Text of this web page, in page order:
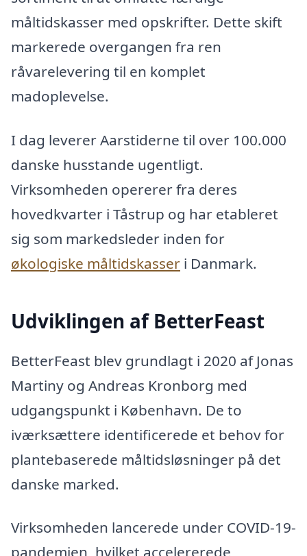
måltidskasser med opskrifter. Dette skift
markerede overgangen fra ren
råvarelevering til en komplet
madoplevelse.
I dag leverer Aarstiderne til over 100.000
danske husstande ugentligt.
Virksomheden opererer fra deres
hovedkvarter i Tåstrup og har etableret
sig som markedsleder inden for
økologiske måltidskasser i Danmark.
Udviklingen af BetterFeast
BetterFeast blev grundlagt i 2020 af Jonas
Martiny og Andreas Kronborg med
udgangspunkt i København. De to
iværksættere identificerede et behov for
plantebaserede måltidsløsninger på det
danske marked.
Virksomheden lancerede under COVID-19-
pandemien, hvilket accelererede